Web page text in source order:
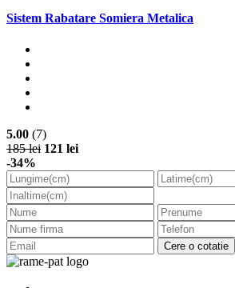
Sistem Rabatare Somiera Metalica
5.00 (7)
185 lei 121 lei
-34%
Cere o cotatie